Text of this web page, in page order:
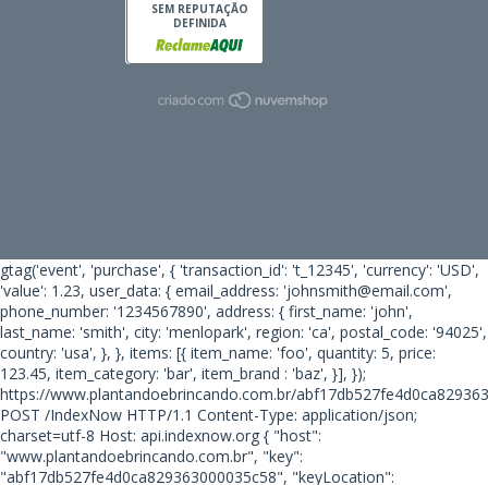
SEM REPUTAÇÃO
DEFINIDA
gtag('event', 'purchase', { 'transaction_id': 't_12345', 'currency': 'USD',
'value': 1.23, user_data: { email_address: 'johnsmith@email.com',
phone_number: '1234567890', address: { first_name: 'john',
last_name: 'smith', city: 'menlopark', region: 'ca', postal_code: '94025',
country: 'usa', }, }, items: [{ item_name: 'foo', quantity: 5, price:
123.45, item_category: 'bar', item_brand : 'baz', }], });
https://www.plantandoebrincando.com.br/
POST /IndexNow HTTP/1.1 Content-Type: application/json;
charset=utf-8 Host: api.indexnow.org { "host":
"www.plantandoebrincando.com.br", "key":
"abf17db527fe4d0ca829363000035c58", "keyLocation":